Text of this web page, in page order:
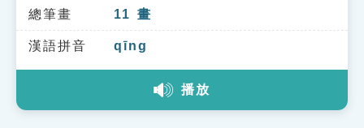
單字索引
生命大百科索引
總筆畫 11 畫
漢語拼音 qīng
播放